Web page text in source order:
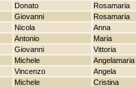
Donato Rosamaria
Giovanni Rosamaria
Nicola Anna
Antonio Maria
Giovanni Vittoria
Michele Angelamaria
Vincenzo Angela
Michele Cristina